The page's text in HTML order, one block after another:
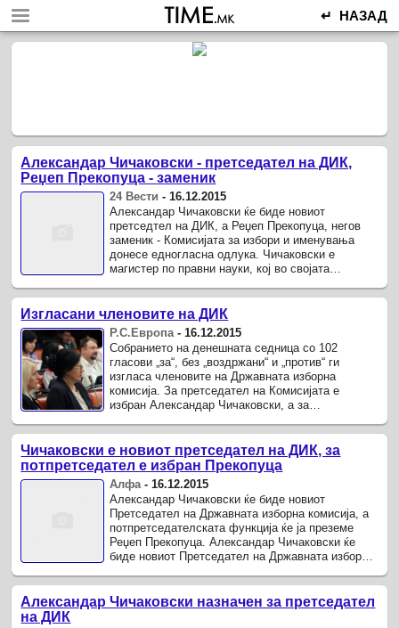
↵ НАЗАД
Александар Чичаковски - претседател на ДИК,
Реџеп Прекопуца - заменик
24 Вести - 16.12.2015
Александар Чичаковски ќе биде новиот
претседтел на ДИК, а Реџеп Прекопуца, негов
заменик - Комисијата за избори и именувања
донесе едногласна одлука. Чичаковски е
магистер по правни науки, кој во својата
Изгласани членовите на ДИК
Р.С.Европа - 16.12.2015
Собранието на денешната седница со 102
гласови „за“, без „воздржани“ и „против“ ги
изгласа членовите на Државната изборна
комисија. За претседател на Комисијата е
избран Александар Чичаковски, а за
...
Чичаковски е новиот претседател на ДИК, за
потпретседател е избран Прекопуца
Алфа-16.12.2015
Александар Чичаковски ќе биде новиот
Претседател на Државната изборна комисија, а
потпретседателската функција ќе ја преземе
Реџеп Прекопуца. Александар Чичаковски ќе
биде новиот Претседател на Државната изборна
Александар Чичаковски назначен за претседател
на ДИК